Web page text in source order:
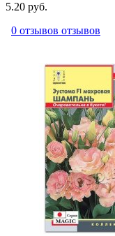
5.20 руб.
0 отзывов отзывов